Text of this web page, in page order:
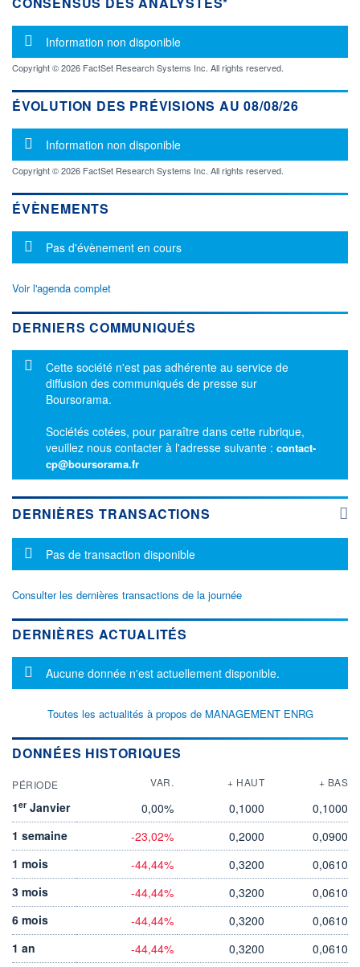
Message d'information
Information non disponible
Copyright © 2026 FactSet Research Systems Inc. All rights reserved.
ÉVOLUTION DES PRÉVISIONS AU 08/08/26
Message d'information
Information non disponible
Copyright © 2026 FactSet Research Systems Inc. All rights reserved.
ÉVÈNEMENTS
Message d'information
Pas d'évènement en cours
Voir l'agenda complet
DERNIERS COMMUNIQUÉS
Message d'information
Cette société n'est pas adhérente au service de
diffusion des communiqués de presse sur
Boursorama.
Sociétés cotées, pour paraître dans cette rubrique,
veuillez nous contacter à l'adresse suivante : contact-
cp@boursorama.fr
DERNIÈRES TRANSACTIONS
Message d'information
Pas de transaction disponible
Consulter les dernières transactions de la journée
DERNIÈRES ACTUALITÉS
Message d'information
Aucune donnée n'est actuellement disponible.
Toutes les actualités à propos de MANAGEMENT ENRG
DONNÉES HISTORIQUES
PÉRIODE VAR. + HAUT + BAS
1er Janvier 0,00% 0,1000
0,1000
1 semaine
-23,02% 0,2000
0,0900
1 mois
-44,44% 0,3200
0,0610
3 mois
-44,44% 0,3200
0,0610
6 mois
-44,44% 0,3200
0,0610
1 an
-44,44% 0,3200
0,0610